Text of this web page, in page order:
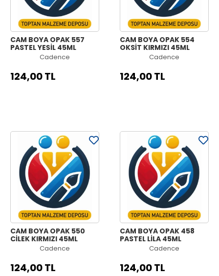
CAM BOYA OPAK 557
PASTEL YEŞİL 45ML
Cadence
124,00 TL
CAM BOYA OPAK 554
OKSİT KIRMIZI 45ML
Cadence
124,00 TL
CAM BOYA OPAK 550
ÇİLEK KIRMIZI 45ML
Cadence
124,00 TL
CAM BOYA OPAK 458
PASTEL LİLA 45ML
Cadence
124,00 TL